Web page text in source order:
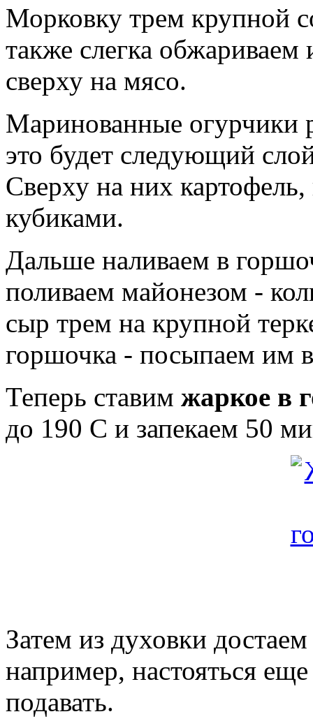
Морковку трем крупной
также слегка
сверху на мясо.
Маринованные огурчики
это будет следующий
Сверху на них
кубиками.
Дальше наливаем в
поливаем майонезом -
сыр трем на крупной
горшочка - посыпаем им
Теперь ставим жаркое в
до 190 С и запекаем 50
Затем из духовки
например, настояться
подавать.